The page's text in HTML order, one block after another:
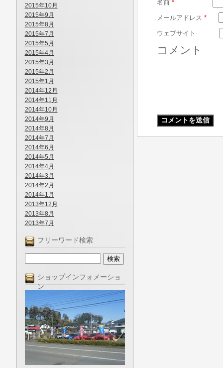
2015年10月
2015年9月
2015年8月
2015年7月
2015年5月
2015年4月
2015年3月
2015年2月
2015年1月
2014年12月
2014年11月
2014年10月
2014年9月
2014年8月
2014年7月
2014年6月
2014年5月
2014年4月
2014年3月
2014年2月
2014年1月
2013年12月
2013年8月
2013年7月
フリーワード検索
ショップインフォメーショ
ン
名前 *
メールアドレス *
ウェブサイト
コメント